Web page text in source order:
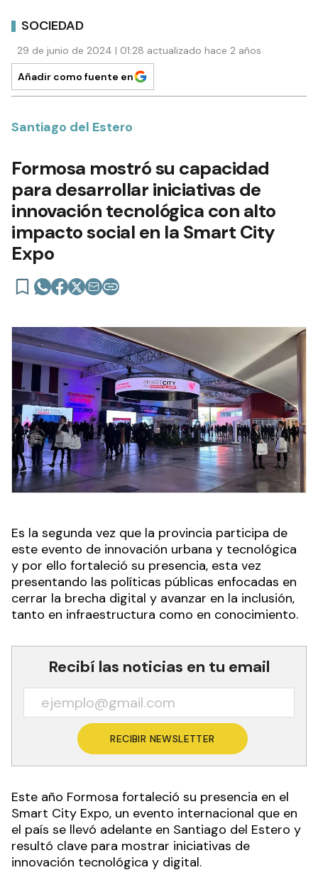
SOCIEDAD
29 de junio de 2024 | 01:28 actualizado hace 2 años
Añadir como fuente en
Santiago del Estero
Formosa mostró su capacidad
para desarrollar iniciativas de
innovación tecnológica con alto
impacto social en la Smart City
Expo
Es la segunda vez que la provincia participa de
este evento de innovación urbana y tecnológica
y por ello fortaleció su presencia, esta vez
presentando las políticas públicas enfocadas en
cerrar la brecha digital y avanzar en la inclusión,
tanto en infraestructura como en conocimiento.
Recibí las noticias en tu email
RECIBIR NEWSLETTER
Este año Formosa fortaleció su presencia en el
Smart City Expo, un evento internacional que en
el país se llevó adelante en Santiago del Estero y
resultó clave para mostrar iniciativas de
innovación tecnológica y digital.